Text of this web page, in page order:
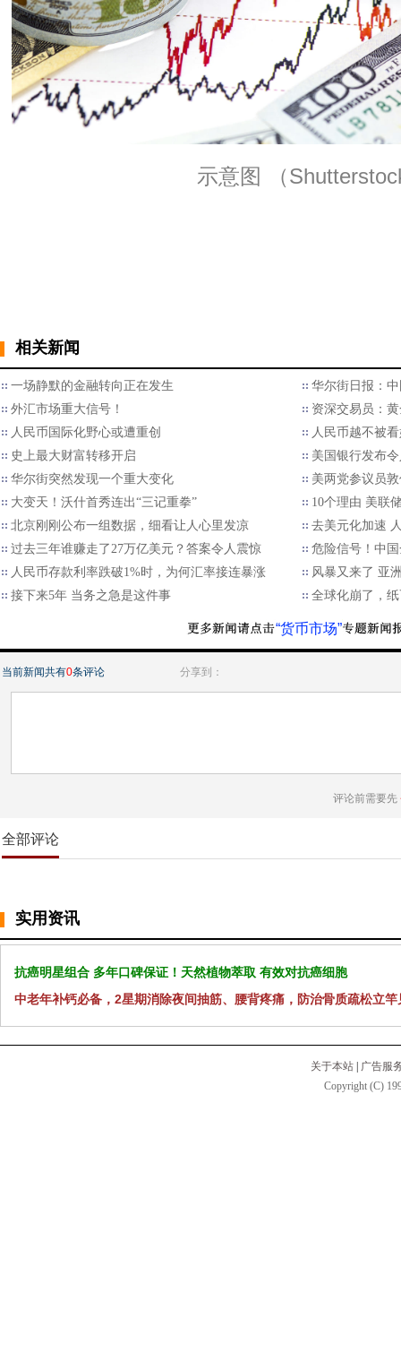
示意图 （
相关新闻
一场静默的金融转向正在发生
华尔街日报：
外汇市场重大信号！
资深交易员：
人民币国际化野心或遭重创
人民币越不被
史上最大财富转移开启
美国银行发布
华尔街突然发现一个重大变化
美两党参议员
大变天！沃什首秀连出“三记重拳”
10个理由 美联
北京刚刚公布一组数据，细看让人心里发凉
去美元化加速
过去三年谁赚走了27万亿美元？答案令人震惊
危险信号！中
人民币存款利率跌破1%时，为何汇率接连暴涨
风暴又来了 亚
接下来5年 当务之急是这件事
全球化崩了，
“货币市场”
当前新闻共有0条评论 分享到：
评论前需要先
全部评论
实用资讯
抗癌明星组合 多年口碑保证！天然植物萃取 有效对抗癌细胞
中老年补钙必备，2星期消除夜间抽筋、腰背疼痛，防治骨质疏松立竿
关于本站 | 广告服
Copyright (C)